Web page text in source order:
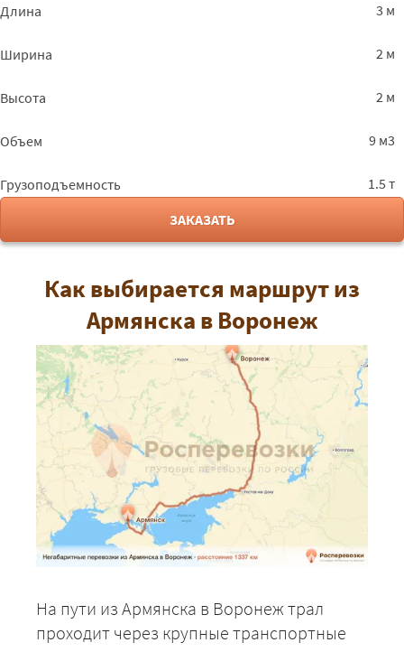
Длина 3 м
Ширина 2 м
Высота 2 м
Объем 9 м3
Грузоподъемность
1.5 т
ЗАКАЗАТЬ
Как выбирается маршрут из
Армянска в Воронеж
На пути из Армянска в Воронеж трал
проходит через крупные транспортные